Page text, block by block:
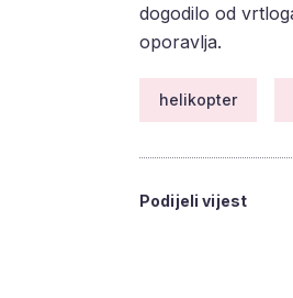
dogodilo od
oporavlja.
helikopter
Podijeli vijest